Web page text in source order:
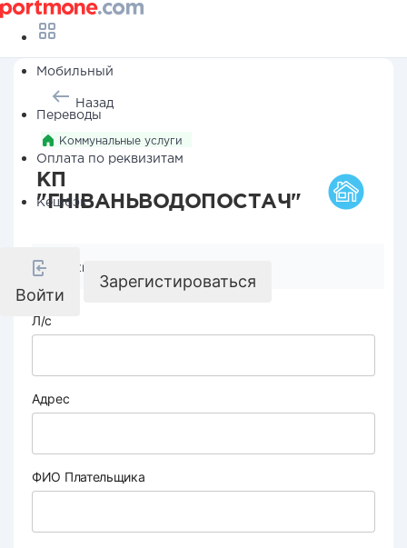
Мобильный
Переводы
Оплата по реквизитам
Кешбэк
Войти
Зарегистироваться
Назад
Коммунальные услуги
КП
"ГНІВАНЬВОДОПОСТАЧ"
Реквизиты компании
Л/с
Адрес
ФИО Плательщика